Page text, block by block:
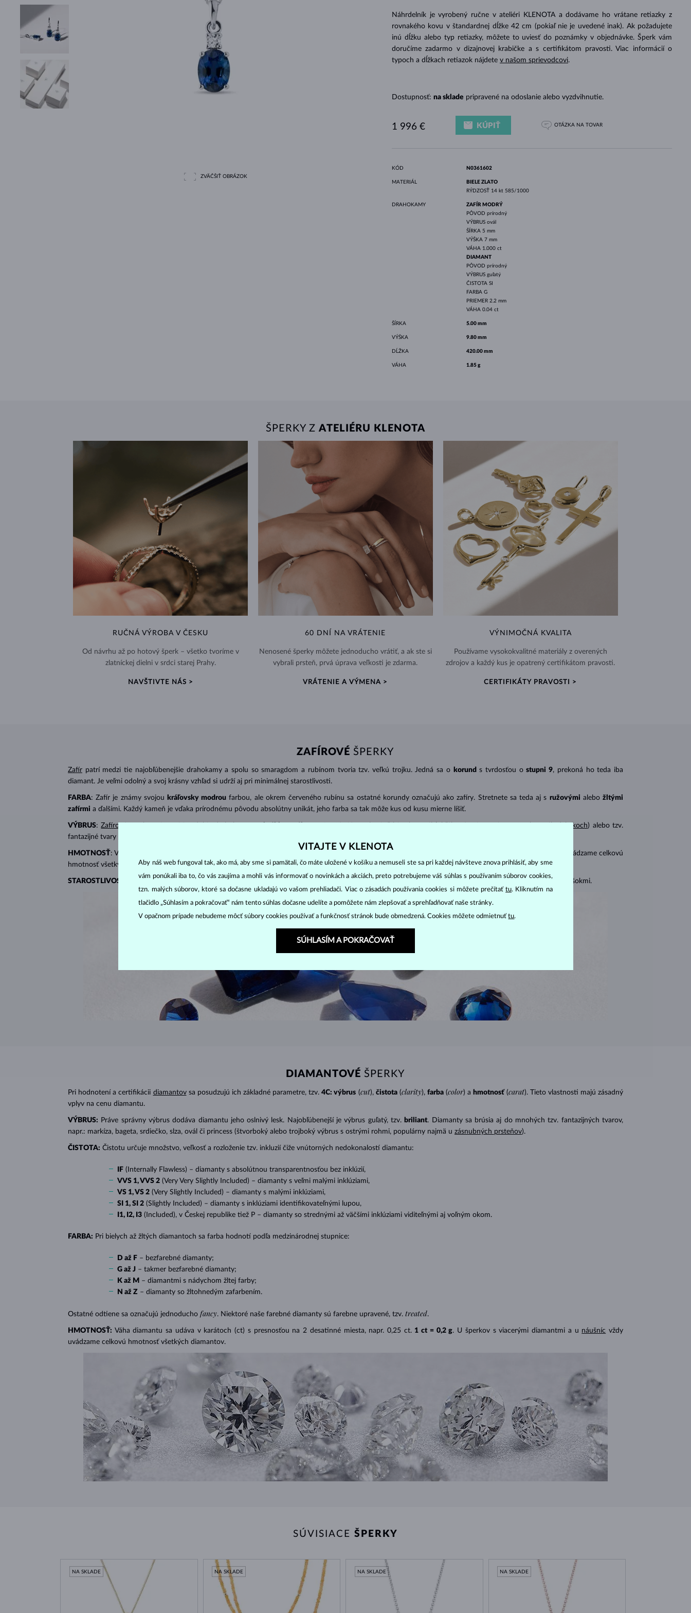
LETNÍ VRSTVENÍ
ZVÄČŠIŤ OBRÁZOK
Náhrdelník je vyrobený ručne v ateliéri KLENOTA a dodávame ho vrátane retiazky z
rovnakého kovu v štandardnej dĺžke 42 cm (pokiaľ nie je uvedené inak). Ak požadujete
inú dĺžku alebo typ retiazky, môžete to uviesť do poznámky v objednávke. Šperk vám
doručíme zadarmo v dizajnovej krabičke a s certifikátom pravosti. Viac informácií o
typoch a dĺžkach retiazok nájdete v našom sprievodcovi.
Dostupnosť: na sklade pripravené na odoslanie alebo vyzdvihnutie.
1 996 € KÚPIŤ OTÁZKA NA TOVAR
KÓD N0361602
MATERIÁL
BIELE ZLATO
RÝDZOSŤ 14 kt 585/1000
DRAHOKAMY
ZAFÍR MODRÝ
PÔVOD prírodný
VÝBRUS ovál
ŠÍRKA 5 mm
VÝŠKA 7 mm
VÁHA 1.000 ct
DIAMANT
PÔVOD prírodný
VÝBRUS guľatý
ČISTOTA SI
FARBA G
PRIEMER 2.2 mm
VÁHA 0.04 ct
ŠÍRKA 5.00 mm
VÝŠKA 9.80 mm
DĹŽKA 420.00 mm
VÁHA 1.85 g
ŠPERKY Z ATELIÉRU KLENOTA
RUČNÁ VÝROBA V ČESKU
Od návrhu až po hotový šperk – všetko tvoríme v
zlatníckej dielni v srdci starej Prahy.
NAVŠTIVTE NÁS >
60 DNÍ NA VRÁTENIE
Nenosené šperky môžete jednoducho vrátiť, a ak ste si
vybrali prsteň, prvá úprava veľkosti je zdarma.
VRÁTENIE A VÝMENA >
VÝNIMOČNÁ KVALITA
Používame vysokokvalitné materiály z overených
zdrojov a každý kus je opatrený certifikátom pravosti.
CERTIFIKÁTY PRAVOSTI >
ZAFÍROVÉ ŠPERKY
Zafír patrí medzi tie najobľúbenejšie drahokamy a spolu so smaragdom a rubínom tvoria tzv. veľkú trojku. Jedná sa o korund s tvrdosťou o stupni 9, prekoná ho teda iba
diamant. Je veľmi odolný a svoj krásny vzhľad si udrží aj pri minimálnej starostlivosti.
FARBA: Zafír je známy svojou kráľovsky modrou farbou, ale okrem červeného rubínu sa ostatné korundy označujú ako zafíry. Stretnete sa teda aj s ružovými alebo žltými
zafírmi a ďalšími. Každý kameň je vďaka prírodnému pôvodu absolútny unikát, jeho farba sa tak môže kus od kusu mierne líšiť.
VÝBRUS: Zafírové šperky náhrdelníkoch) alebo tzv.
fantazijné tvary napr. markíza, srdiečko či kvapka.
HMOTNOSŤ: Váha zafíru sa udáva v karátoch (ct) s presnosťou na 2 desatinné miesta.
vždy uvádzame celkovú
hmotnosť všetkých kameňov.
STAROSTLIVOSŤ : Šperky so zafírom namočte do teplej mydlovej vody a dočistite pomocou jemnej kefky. Kameň by ste mali chrániť pred tlakom a teplotnými šokmi.
DIAMANTOVÉ ŠPERKY
Pri hodnotení a certifikácii diamantovsa posudzujú ich základné parametre, tzv. 4C: výbrus (cut), čistota (clarity), farba (color) a hmotnosť (carat). Tieto vlastnosti majú zásadný
vplyv na cenu diamantu.
VÝBRUS: Práve správny výbrus dodáva diamantu jeho oslnivý lesk. Najobľúbenejší je výbrus guľatý, tzv. briliant. Diamanty sa brúsia aj do mnohých tzv. fantazijných tvarov,
napr.: markíza, bageta, srdiečko, slza, ovál či princess (štvorboký alebo trojboký výbrus s ostrými rohmi, populárny najmä u zásnubných prsteňov).
ČISTOTA: Čistotu určuje množstvo, veľkosť a rozloženie tzv. inkluzií čiže vnútorných nedokonalostí diamantu:
IF (Internally Flawless) – diamanty s absolútnou transparentnosťou bez inklúzií,
VVS 1, VVS 2 (Very Very Slightly Included) – diamanty s veľmi malými inklúziami,
VS 1, VS 2 (Very Slightly Included) – diamanty s malými inklúziami,
SI 1, SI 2 (Slightly Included) – diamanty s inklúziami identifikovateľnými lupou,
I1, I2, I3 (Included), v Českej republike tiež P – diamanty so strednými až väčšími inklúziami viditeľnými aj voľným okom.
FARBA: Pri bielych až žltých diamantoch sa farba hodnotí podľa medzinárodnej stupnice:
D až F – bezfarebné diamanty;
G až J – takmer bezfarebné diamanty;
K až M – diamantmi s nádychom žltej farby;
N až Z – diamanty so žltohnedým zafarbením.
Ostatné odtiene sa označujú jednoducho fancy. Niektoré naše farebné diamanty sú farebne upravené, tzv. treated.
HMOTNOSŤ: Váha diamantu sa udáva v karátoch (ct) s presnosťou na 2 desatinné miesta, napr. 0,25 ct. 1 ct = 0,2 g. U šperkov s viacerými diamantmi a u náušníc vždy
uvádzame celkovú hmotnosť všetkých diamantov.
SÚVISIACE ŠPERKY
NA SKLADE NA SKLADE NA SKLADE NA SKLADE
VITAJTE V KLENOTA
Aby náš web fungoval tak, ako má, aby sme si pamätali, čo máte uložené v košíku a nemuseli ste sa pri každej návšteve znova prihlásiť, aby sme
vám ponúkali iba to, čo vás zaujíma a mohli vás informovať o novinkách a akciách, preto potrebujeme váš súhlas s používaním súborov cookies,
tzn. malých súborov, ktoré sa dočasne ukladajú vo vašom prehliadači. Viac o zásadách používania cookies si môžete prečítaťtu. Kliknutím na
tlačidlo „Súhlasím a pokračovať“ nám tento súhlas dočasne udelíte a pomôžete nám zlepšovať a sprehľadňovať naše stránky.
V opačnom prípade nebudeme môcť súbory cookies používať a funkčnosť stránok bude obmedzená. Cookies môžete odmietnuťtu.
SÚHLASÍM A POKRAČOVAŤ